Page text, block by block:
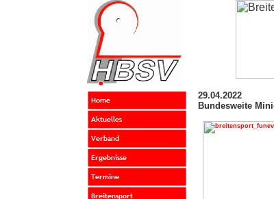
29.04.2022
Bundesweite